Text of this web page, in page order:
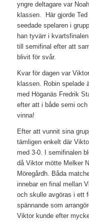
yngre deltagare var
klassen. Här gjorde
seedade spelaren i
han tyvärr i
till semifinal efter att
blivit för svår.
Kvar för dagen var
klassen. Robin spelade
med Höganäs Fredrik
efter att i både semi
vinna!
Efter att vunnit sina
tämligen enkelt där
med 3-0. I semifinalen
då Viktor mötte Melker
Möregårdh. Båda
innebar en final mellan
och skulle avgöras i ett
spännande som
Viktor kunde efter